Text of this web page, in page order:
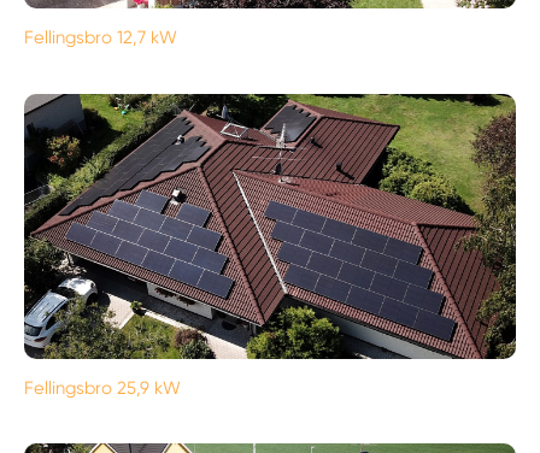
Fellingsbro 12,7 kW
Fellingsbro 25,9 kW